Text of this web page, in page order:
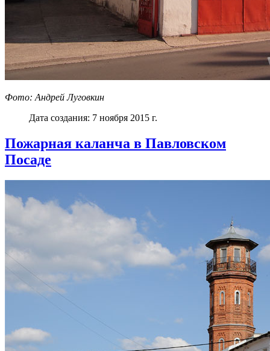
Фото: Андрей Луговкин
Дата создания: 7 ноября 2015 г.
Пожарная каланча в Павловском
Посаде